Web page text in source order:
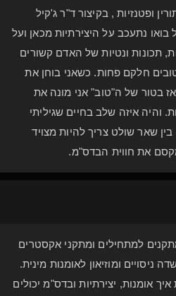
ופטנזיות , בקיצור ד"ר ג'קיל
נתעכב על היצירתיות מכאן ועל
תכונות ונטיות של האדם קשורים
חלקם פחות. כשאני בוחן את
בטור של ה"טוב" אני מונה את
והיה איזה שלב בחיים שגיליתי
שאר שולט צריך להיות מצויד
את חווית הבדס"מ.
למתחילים ומתקני אקסטרים
ניסויים ומוזיאון לאומנות מינית.
אומנות, יצירתיות ובדס"מ יכולים